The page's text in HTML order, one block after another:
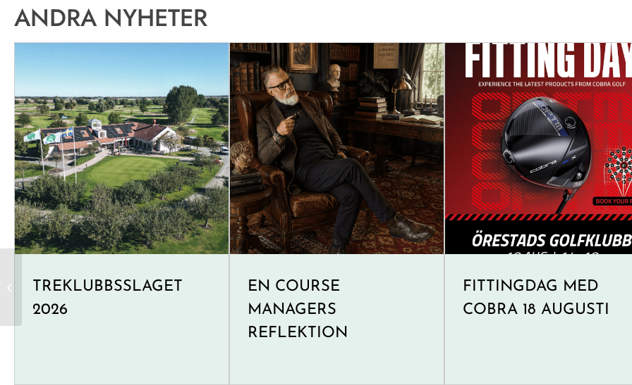
ANDRA NYHETER
TREKLUBBSSLAGET
2026
EN COURSE
MANAGERS
REFLEKTION
FITTINGDAG MED
COBRA 18 AUGUSTI